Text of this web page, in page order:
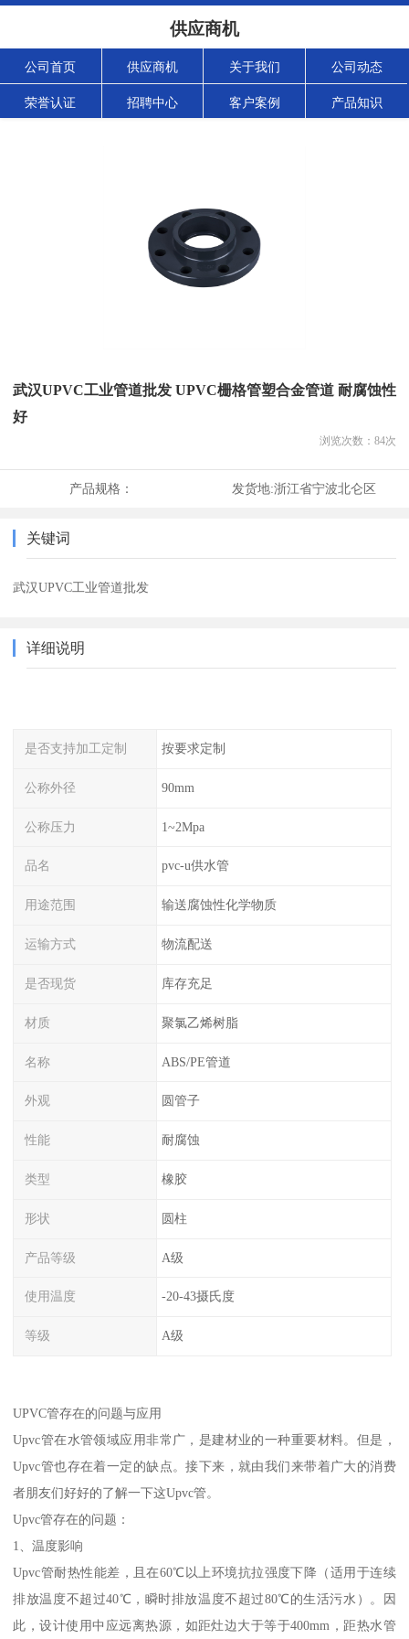
供应商机
公司首页 供应商机 关于我们 公司动态
荣誉认证 招聘中心 客户案例 产品知识
武汉UPVC工业管道批发 UPVC栅格管塑合金管道 耐腐蚀性
好
浏览次数： 84次
产品规格： 发货地:浙江省宁波北仑区
关键词
武汉UPVC工业管道批发
详细说明
是否支持加工定制 按要求定制
公称外径 90mm
公称压力 1~2Mpa
品名 pvc-u供水管
用途范围 输送腐蚀性化学物质
运输方式 物流配送
是否现货 库存充足
材质 聚氯乙烯树脂
名称 ABS/PE管道
外观 圆管子
性能 耐腐蚀
类型 橡胶
形状 圆柱
产品等级 A级
使用温度 -20-43摄氏度
等级 A级
UPVC管存在的问题与应用
Upvc管在水管领域应用非常广，是建材业的一种重要材料。但是，
Upvc管也存在着一定的缺点。接下来，就由我们来带着广大的消费
者朋友们好好的了解一下这Upvc管。
Upvc管存在的问题：
1、温度影响
Upvc管耐热性能差，且在60℃以上环境抗拉强度下降（适用于连续
排放温度不超过40℃，瞬时排放温度不超过80℃的生活污水）。因
此，设计使用中应远离热源，如距灶边大于等于400mm，距热水管